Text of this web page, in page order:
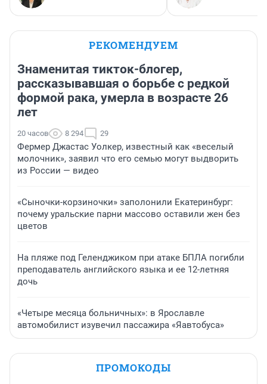
РЕКОМЕНДУЕМ
Знаменитая тикток-блогер,
рассказывавшая о борьбе с редкой
формой рака, умерла в возрасте 26
лет
20 часов 8 294 29
Фермер Джастас Уолкер, известный как «веселый
молочник», заявил что его семью могут выдворить
из России — видео
«Сыночки-корзиночки» заполонили Екатеринбург:
почему уральские парни массово оставили жен без
цветов
На пляже под Геленджиком при атаке БПЛА погибли
преподаватель английского языка и ее 12-летняя
дочь
«Четыре месяца больничных»: в Ярославле
автомобилист изувечил пассажира «Яавтобуса»
ПРОМОКОДЫ